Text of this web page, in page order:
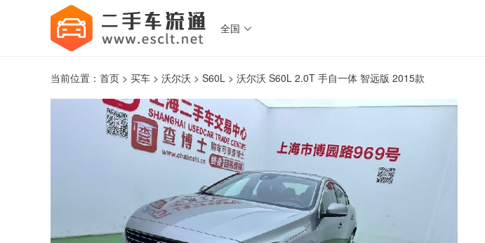
全国 
当前位置： 首页 > 买车 > 沃尔沃 > S60L > 沃尔沃 S60L 2.0T 手自一体 智远版 2015款